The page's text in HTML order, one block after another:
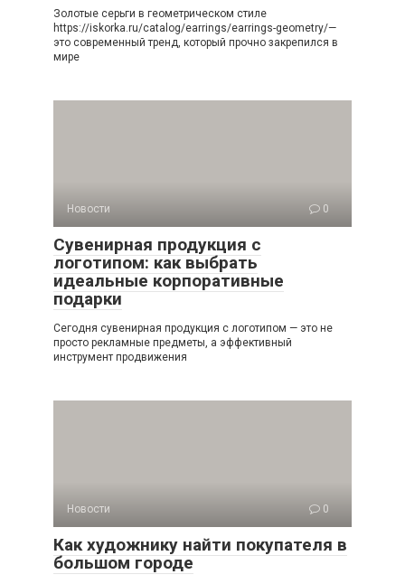
Золотые серьги в геометрическом стиле
https://iskorka.ru/catalog/earrings/earrings-geometry/—
это современный тренд, который прочно закрепился в
мире
Новости 0
Сувенирная продукция с
логотипом: как выбрать
идеальные корпоративные
подарки
Сегодня сувенирная продукция с логотипом — это не
просто рекламные предметы, а эффективный
инструмент продвижения
Новости 0
Как художнику найти покупателя в
большом городе